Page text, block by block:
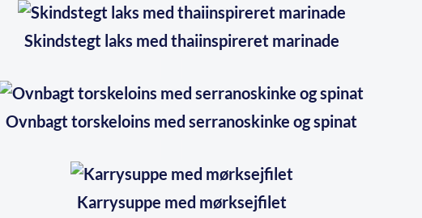
Skindstegt laks med thaiinspireret marinade
Ovnbagt torskeloins med serranoskinke og spinat
Karrysuppe med mørksejfilet